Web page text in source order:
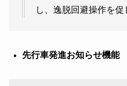
し、逸脱回避操作を促
先行車発進お知らせ機能